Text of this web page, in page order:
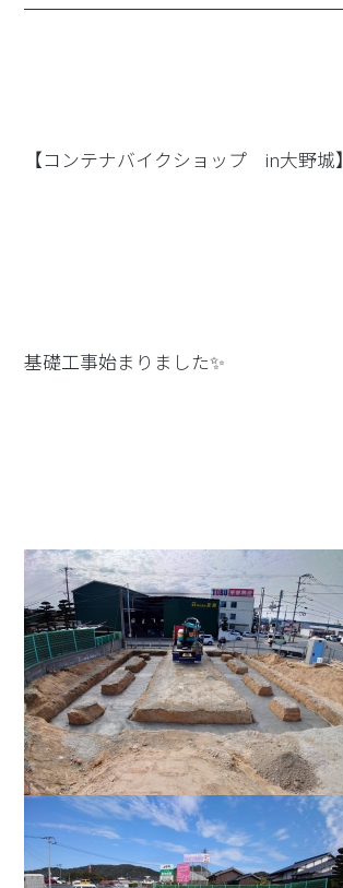
【コンテナバイクショップ in大野城】
基礎工事始まりました✨